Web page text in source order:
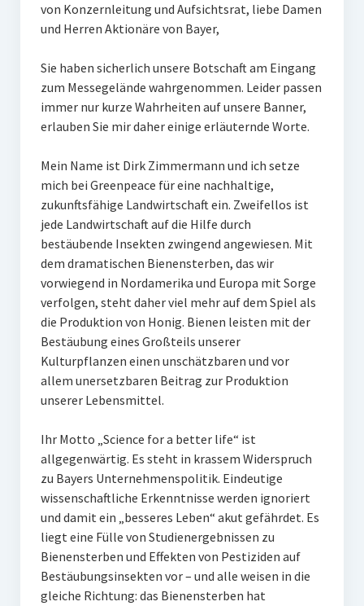
von Konzernleitung und Aufsichtsrat, liebe Damen
und Herren Aktionäre von Bayer,
Sie haben sicherlich unsere Botschaft am Eingang
zum Messegelände wahrgenommen. Leider passen
immer nur kurze Wahrheiten auf unsere Banner,
erlauben Sie mir daher einige erläuternde Worte.
Mein Name ist Dirk Zimmermann und ich setze
mich bei Greenpeace für eine nachhaltige,
zukunftsfähige Landwirtschaft ein. Zweifellos ist
jede Landwirtschaft auf die Hilfe durch
bestäubende Insekten zwingend angewiesen. Mit
dem dramatischen Bienensterben, das wir
vorwiegend in Nordamerika und Europa mit Sorge
verfolgen, steht daher viel mehr auf dem Spiel als
die Produktion von Honig. Bienen leisten mit der
Bestäubung eines Großteils unserer
Kulturpflanzen einen unschätzbaren und vor
allem unersetzbaren Beitrag zur Produktion
unserer Lebensmittel.
Ihr Motto „Science for a better life“ ist
allgegenwärtig. Es steht in krassem Widerspruch
zu Bayers Unternehmenspolitik. Eindeutige
wissenschaftliche Erkenntnisse werden ignoriert
und damit ein „besseres Leben“ akut gefährdet. Es
liegt eine Fülle von Studienergebnissen zu
Bienensterben und Effekten von Pestiziden auf
Bestäubungsinsekten vor – und alle weisen in die
gleiche Richtung: das Bienensterben hat